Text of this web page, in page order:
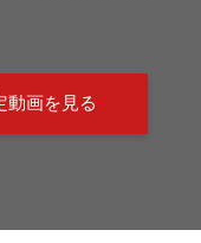
動画を見る